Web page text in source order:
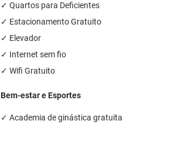
✓ Quartos para Deficientes
✓ Estacionamento Gratuito
✓ Elevador
✓ Internet sem fio
✓ Wifi Gratuito
Bem-estar e Esportes
✓ Academia de ginástica gratuita